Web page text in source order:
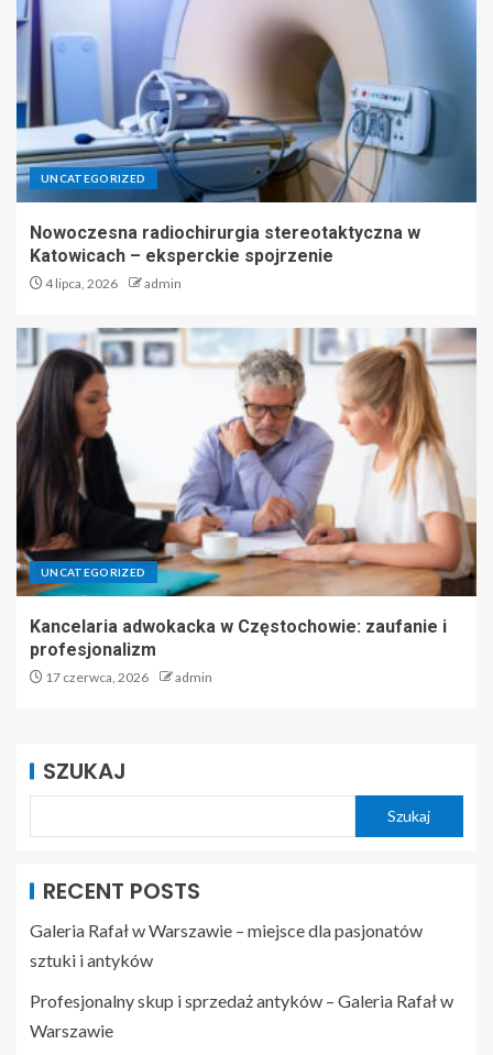
UNCATEGORIZED
Nowoczesna radiochirurgia stereotaktyczna w
Katowicach – eksperckie spojrzenie
4 lipca, 2026 admin
UNCATEGORIZED
Kancelaria adwokacka w Częstochowie: zaufanie i
profesjonalizm
17 czerwca, 2026 admin
SZUKAJ
Szukaj
RECENT POSTS
Galeria Rafał w Warszawie – miejsce dla pasjonatów
sztuki i antyków
Profesjonalny skup i sprzedaż antyków – Galeria Rafał w
Warszawie